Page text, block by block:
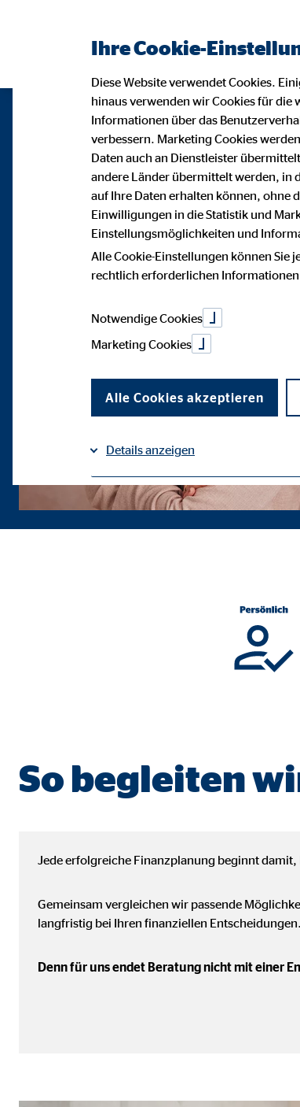
So begleiten
Jede erfolgreiche Finanzplanung beginnt
Gemeinsam vergleichen wir passende
langfristig bei Ihren finanziellen Entscheidungen.
Denn für uns endet Beratung nicht mit einer
Ihre Cookie-
Diese Website verwendet Cookies.
hinaus verwenden wir Cookies für die
Informationen über das
verbessern. Marketing Cookies
Daten auch an Dienstleister
andere Länder übermittelt werden, in
auf Ihre Daten erhalten können, ohne
Einwilligungen in die Statistik und
Einstellungsmöglichkeiten und
Alle Cookie-Einstellungen können Sie
rechtlich erforderlichen
Notwendige Cookies
Marketing Cookies
Alle Cookies akzeptieren
Details anzeigen
Notwendige Cookies
Benutzereinstellungen | Empfänger:
Einverständnis Cookie |
Zweck:
Statistik Cookies erfassen
Impressum | Datenschutz